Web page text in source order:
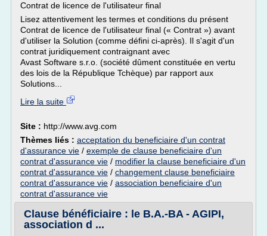
Contrat de licence de l'utilisateur final
Lisez attentivement les termes et conditions du présent
Contrat de licence de l'utilisateur final (« Contrat ») avant
d'utiliser la Solution (comme défini ci-après). Il s'agit d'un
contrat juridiquement contraignant avec
Avast Software s.r.o. (société dûment constituée en vertu
des lois de la République Tchèque) par rapport aux
Solutions...
Lire la suite
Site : http://www.avg.com
Thèmes liés : acceptation du beneficiaire d'un contrat
d'assurance vie / exemple de clause beneficiaire d'un
contrat d'assurance vie / modifier la clause beneficiaire d'un
contrat d'assurance vie / changement clause beneficiaire
contrat d'assurance vie / association beneficiaire d'un
contrat d'assurance vie
Clause bénéficiaire : le B.A.-BA - AGIPI,
association d ...